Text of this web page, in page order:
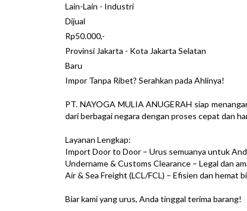
Lain-Lain - Industri
Dijual
Rp50.000,-
Provinsi Jakarta - Kota Jakarta Selatan
Baru
Impor Tanpa Ribet? Serahkan pada Ahlinya!
PT. NAYOGA MULIA ANUGERAH siap
dari berbagai negara dengan proses cepat dan
Layanan Lengkap:
Import Door to Door – Urus semuanya untuk
Undername & Customs Clearance – Legal dan
Air & Sea Freight (LCL/FCL) – Efisien dan hemat
Biar kami yang urus, Anda tinggal terima barang!